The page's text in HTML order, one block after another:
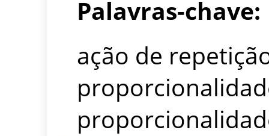
Palavras-chave:
ação de